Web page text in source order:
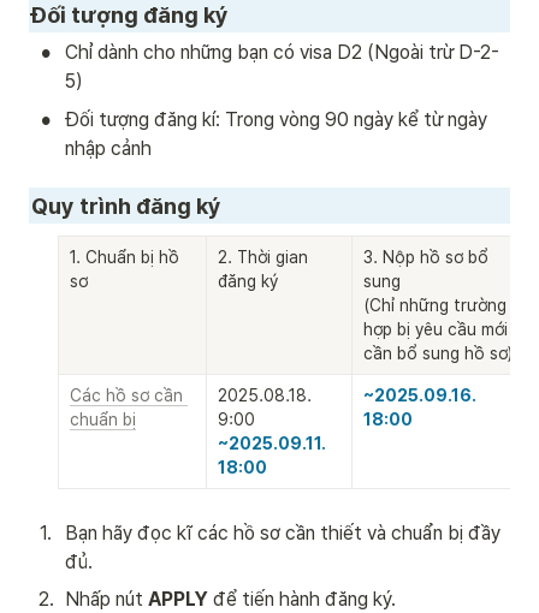
Đối tượng đăng ký
•
Chỉ dành cho những bạn có visa D2 (Ngoài trừ D-2-
5)
•
Đối tượng đăng kí: Trong vòng 90 ngày kể từ ngày
nhập cảnh
Quy trình đăng ký
1. Chuẩn bị hồ
sơ
2. Thời gian
đăng ký
3. Nộp hồ sơ bổ
sung
(Chỉ những trường
hợp bị yêu cầu mới
cần bổ sung hồ sơ)
Các hồ sơ cần
chuẩn bị
2025.08.18.
~2025.09.11.
18:00
~2025.09.16.
18:00
1.
Bạn hãy đọc kĩ các hồ sơ cần thiết và chuẩn bị đầy
đủ.
2. Nhấp nút APPLY để tiến hành đăng ký.